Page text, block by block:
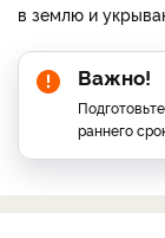
в землю и
Важно!
раннего